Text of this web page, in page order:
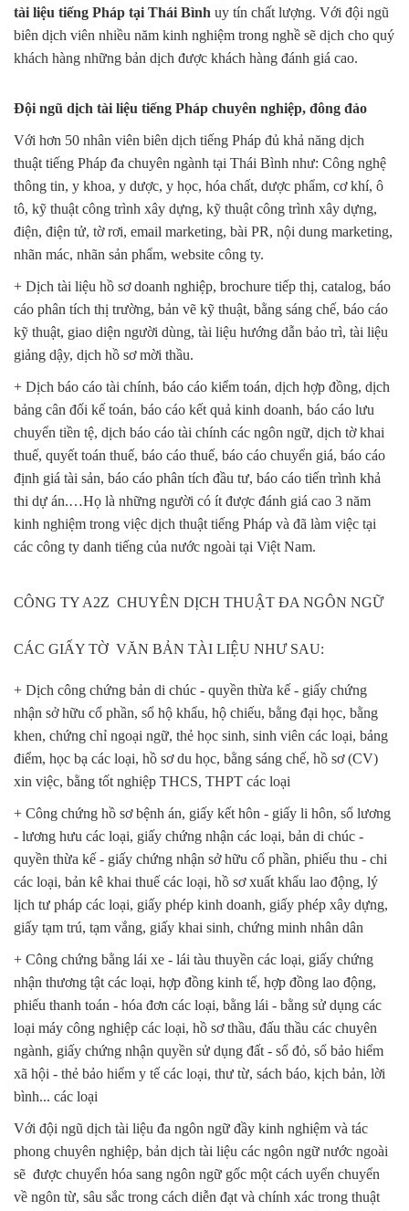
tài liệu tiếng Pháp tại Thái Bình uy tín chất lượng. Với đội ngũ
biên dịch viên nhiều năm kinh nghiệm trong nghề sẽ dịch cho quý
khách hàng những bản dịch được khách hàng đánh giá cao.
Đội ngũ dịch tài liệu tiếng Pháp chuyên nghiệp, đông đảo
Với hơn 50 nhân viên biên dịch tiếng Pháp đủ khả năng dịch
thuật tiếng Pháp đa chuyên ngành tại Thái Bình như: Công nghệ
thông tin, y khoa, y dược, y học, hóa chất, dược phẩm, cơ khí, ô
tô, kỹ thuật công trình xây dựng, kỹ thuật công trình xây dựng,
điện, điện tử, tờ rơi, email marketing, bài PR, nội dung marketing,
nhãn mác, nhãn sản phẩm, website công ty.
+ Dịch tài liệu hồ sơ doanh nghiệp, brochure tiếp thị, catalog, báo
cáo phân tích thị trường, bản vẽ kỹ thuật, bằng sáng chế, báo cáo
kỹ thuật, giao diện người dùng, tài liệu hướng dẫn bảo trì, tài liệu
giảng dậy, dịch hồ sơ mời thầu.
+ Dịch báo cáo tài chính, báo cáo kiểm toán, dịch hợp đồng, dịch
bảng cân đối kế toán, báo cáo kết quả kinh doanh, báo cáo lưu
chuyển tiền tệ, dịch báo cáo tài chính các ngôn ngữ, dịch tờ khai
thuế, quyết toán thuế, báo cáo thuế, báo cáo chuyển giá, báo cáo
định giá tài sản, báo cáo phân tích đầu tư, báo cáo tiến trình khả
thi dự án.…Họ là những người có ít được đánh giá cao 3 năm
kinh nghiệm trong việc dịch thuật tiếng Pháp và đã làm việc tại
các công ty danh tiếng của nước ngoài tại Việt Nam.
CÔNG TY A2Z CHUYÊN DỊCH THUẬT ĐA NGÔN NGỮ
CÁC GIẤY TỜ VĂN BẢN TÀI LIỆU NHƯ SAU:
+ Dịch công chứng bản di chúc - quyền thừa kế - giấy chứng
nhận sở hữu cổ phần, sổ hộ khẩu, hộ chiếu, bằng đại học, bằng
khen, chứng chỉ ngoại ngữ, thẻ học sinh, sinh viên các loại, bảng
điểm, học bạ các loại, hồ sơ du học, bằng sáng chế, hồ sơ (CV)
xin việc, bằng tốt nghiệp THCS, THPT các loại
+ Công chứng hồ sơ bệnh án, giấy kết hôn - giấy li hôn, sổ lương
- lương hưu các loại, giấy chứng nhận các loại, bản di chúc -
quyền thừa kế - giấy chứng nhận sở hữu cổ phần, phiếu thu - chi
các loại, bản kê khai thuế các loại, hồ sơ xuất khẩu lao động, lý
lịch tư pháp các loại, giấy phép kinh doanh, giấy phép xây dựng,
giấy tạm trú, tạm vắng, giấy khai sinh, chứng minh nhân dân
+ Công chứng bằng lái xe - lái tàu thuyền các loại, giấy chứng
nhận thương tật các loại, hợp đồng kinh tế, hợp đồng lao động,
phiếu thanh toán - hóa đơn các loại, bằng lái - bằng sử dụng các
loại máy công nghiệp các loại, hồ sơ thầu, đấu thầu các chuyên
ngành, giấy chứng nhận quyền sử dụng đất - sổ đỏ, sổ bảo hiểm
xã hội - thẻ bảo hiểm y tế các loại, thư từ, sách báo, kịch bản, lời
bình... các loại
Với đội ngũ dịch tài liệu đa ngôn ngữ đầy kinh nghiệm và tác
phong chuyên nghiệp, bản dịch tài liệu các ngôn ngữ nước ngoài
sẽ được chuyển hóa sang ngôn ngữ gốc một cách uyển chuyển
về ngôn từ, sâu sắc trong cách diễn đạt và chính xác trong thuật